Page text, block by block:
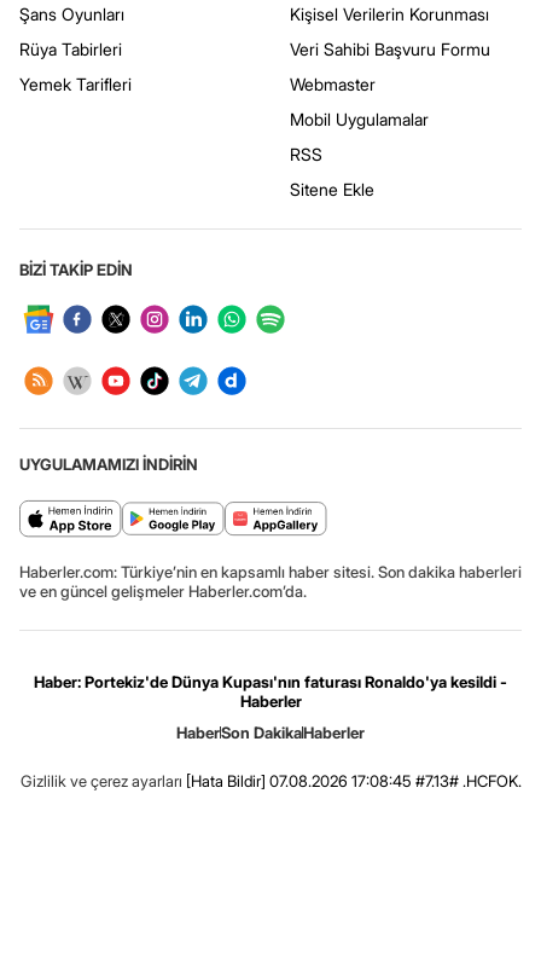
Şans Oyunları
Rüya Tabirleri
Yemek Tarifleri
Kişisel Verilerin Korunması
Veri Sahibi Başvuru Formu
Webmaster
Mobil Uygulamalar
RSS
Sitene Ekle
BİZİ TAKİP EDİN
UYGULAMAMIZI İNDİRİN
Haberler.com: Türkiye’nin en kapsamlı haber sitesi. Son dakika haberleri
ve en güncel gelişmeler Haberler.com’da.
Haber: Portekiz'de Dünya Kupası'nın faturası Ronaldo'ya kesildi -
Haberler
HaberSon DakikaHaberler
Gizlilik ve çerez ayarları [Hata Bildir] 07.08.2026 17:08:45 #7.13# .HCFOK.